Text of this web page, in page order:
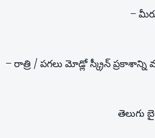
–
– రాత్రి / పగలు మోడ్లో స్క్రీన్
తెలుగు